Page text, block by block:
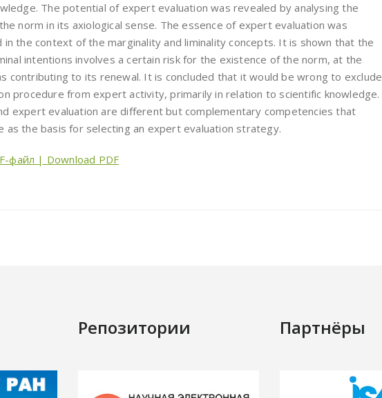
The potential of expert evaluation was revealed by analysing the
norm in its axiological sense. The essence of expert evaluation was
in the context of the marginality and liminality concepts. It is shown that the
intentions involves a certain risk for the existence of the norm, at the
contributing to its renewal. It is concluded that it would be wrong to exclude
procedure from expert activity, primarily in relation to scientific knowledge.
expert evaluation are different but complementary competencies that
as the basis for selecting an expert evaluation strategy.
файл | Download PDF
Репозитории Партнёры